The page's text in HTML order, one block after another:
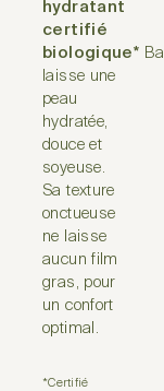
hydratant
certifié
biologique*
laisse une
peau
hydratée,
douce et
soyeuse.
Sa texture
onctueuse
ne laisse
aucun film
gras, pour
un confort
optimal.
*Certifié